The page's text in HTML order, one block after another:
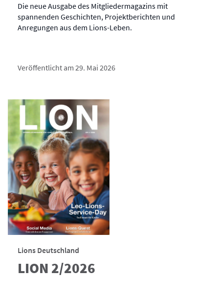
Die neue Ausgabe des Mitgliedermagazins mit
spannenden Geschichten, Projektberichten und
Anregungen aus dem Lions-Leben.
Veröffentlicht am 29. Mai 2026
Lions Deutschland
LION 2/2026